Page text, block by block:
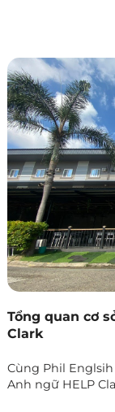
Tổng quan cơ
Clark
Cùng Phil
Anh ngữ HELP